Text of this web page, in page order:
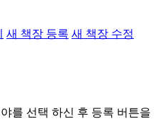
새 책장 등록 새 책장 수정
를 선택 하신 후 등록 버튼을